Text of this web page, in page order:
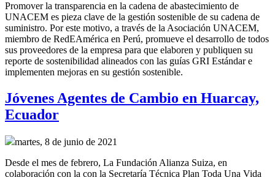
Promover la transparencia en la cadena de abastecimiento de
UNACEM es pieza clave de la gestión sostenible de su cadena de
suministro. Por este motivo, a través de la Asociación UNACEM,
miembro de RedEAmérica en Perú, promueve el desarrollo de todos
sus proveedores de la empresa para que elaboren y publiquen su
reporte de sostenibilidad alineados con las guías GRI Estándar e
implementen mejoras en su gestión sostenible.
Jóvenes Agentes de Cambio en Huarcay,
Ecuador
martes, 8 de junio de 2021
Desde el mes de febrero, La Fundación Alianza Suiza, en
colaboración con la con la Secretaría Técnica Plan Toda Una Vida